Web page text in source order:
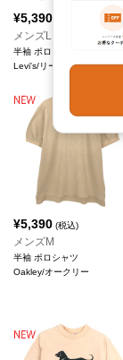
¥5,390
メンズL
半袖 ポロシャツ
Levi's/リーバイス
¥5,390 (税込)
メンズM
半袖 ポロシャツ
Oakley/オークリー